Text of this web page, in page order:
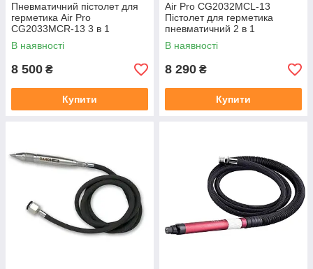
Пневматичний пістолет для
герметика Air Pro
CG2033MCR-13 3 в 1
В наявності
8 500 ₴
Купити
Air Pro CG2032MCL-13
Пістолет для герметика
пневматичний 2 в 1
В наявності
8 290 ₴
Купити